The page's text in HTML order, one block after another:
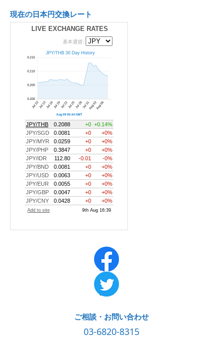
現在の日本円交換レート
LIVE EXCHANGE RATES
ご相談・お問い合わせ
03-6820-8315